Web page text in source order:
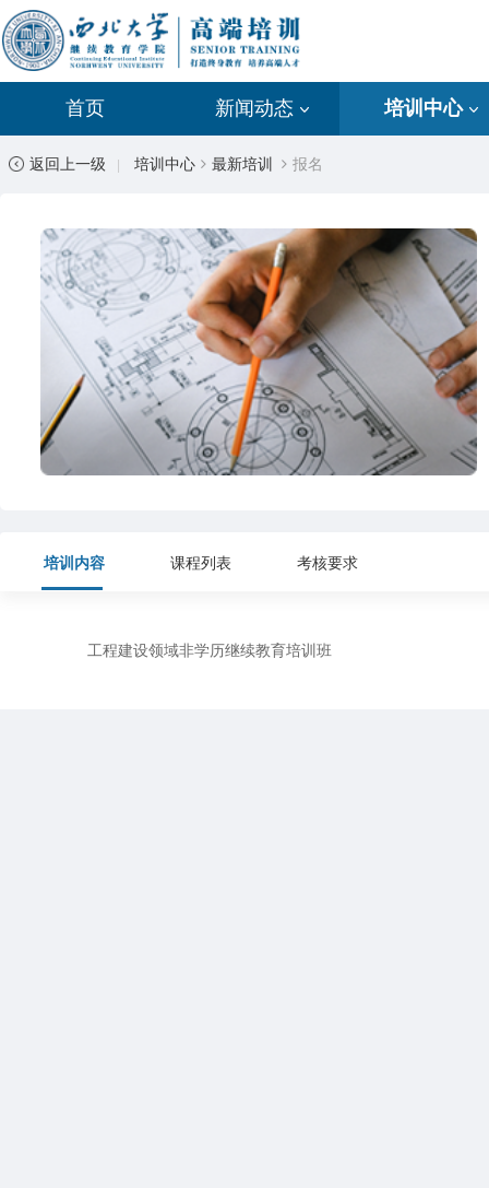
首页 新闻动态 培训中心
返回上一级 培训中心 最新培训 报名
培训内容 课程列表 考核要求
工程建设领域非学历继续教育培训班